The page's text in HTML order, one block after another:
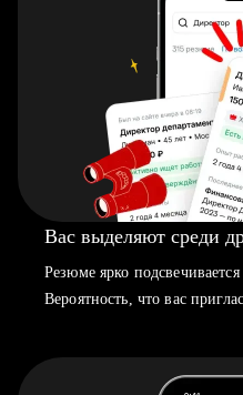
Вас выделяют среди
Резюме ярко
Вероятность, что вас